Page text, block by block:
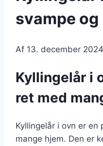
svampe og
Af 13. december 2024
Kyllingelår i
ret med
Kyllingelår i ovn er
mange hjem. Den er